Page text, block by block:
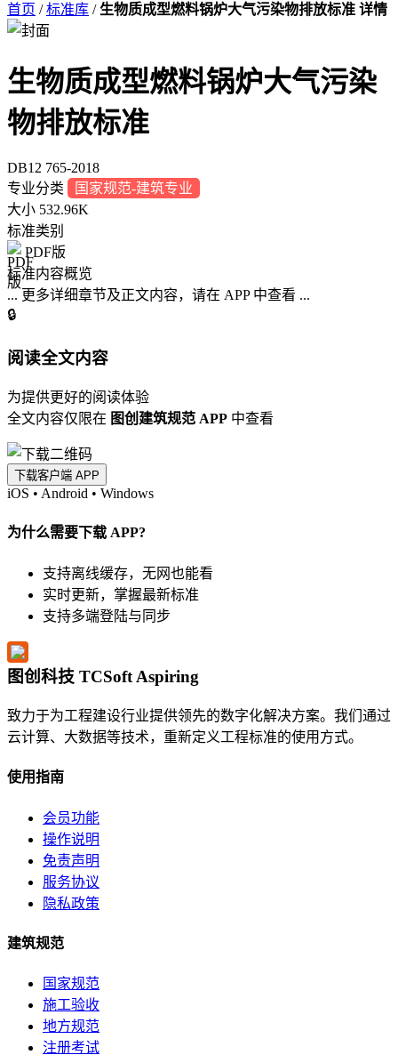
首页 / 标准库 / 生物质成型燃料锅炉大气污染物排放标准 详情
生物质成型燃料锅炉大气污染
物排放标准
DB12 765-2018
专业分类
国家规范-建筑专业
大小 532.96K
标准类别
PDF版
标准内容概览
... 更多详细章节及正文内容，请在 APP 中查看 ...
🔒
阅读全文内容
为提供更好的阅读体验
全文内容仅限在 图创建筑规范 APP 中查看
下载客户端 APP
iOS • Android • Windows
为什么需要下载 APP?
支持离线缓存，无网也能看
实时更新，掌握最新标准
支持多端登陆与同步
图创科技 TCSoft Aspiring
致力于为工程建设行业提供领先的数字化解决方案。我们通过
云计算、大数据等技术，重新定义工程标准的使用方式。
使用指南
会员功能
操作说明
免责声明
服务协议
隐私政策
建筑规范
国家规范
施工验收
地方规范
注册考试